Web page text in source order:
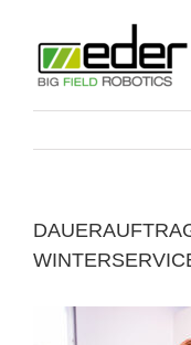
springen